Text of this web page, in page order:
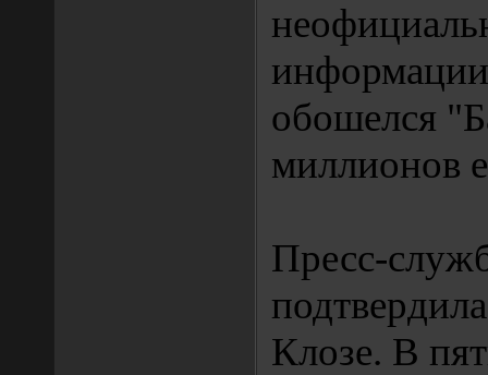
обошелся
миллионов
Пресс-
Клозе. В